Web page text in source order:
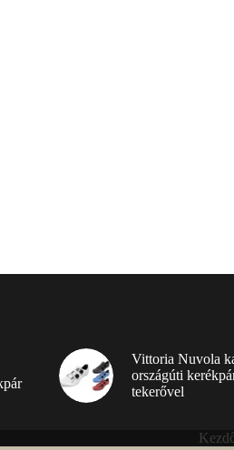
Vittoria Nuvola
országúti
tekerővel